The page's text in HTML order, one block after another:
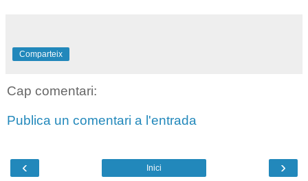
Comparteix
Cap comentari:
Publica un comentari a l'entrada
‹ ›
Inici